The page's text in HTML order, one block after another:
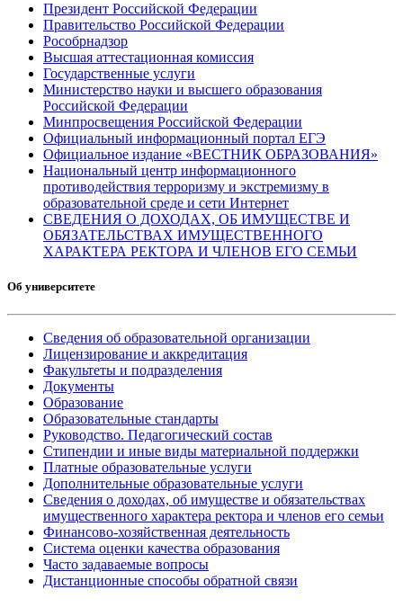
Президент Российской Федерации
Правительство Российской Федерации
Рособрнадзор
Высшая аттестационная комиссия
Государственные услуги
Министерство науки и высшего образования
Российской Федерации
Минпросвещения Российской Федерации
Официальный информационный портал ЕГЭ
Официальное издание «ВЕСТНИК ОБРАЗОВАНИЯ»
Национальный центр информационного
противодействия терроризму и экстремизму в
образовательной среде и сети Интернет
СВЕДЕНИЯ О ДОХОДАХ, ОБ ИМУЩЕСТВЕ И
ОБЯЗАТЕЛЬСТВАХ ИМУЩЕСТВЕННОГО
ХАРАКТЕРА РЕКТОРА И ЧЛЕНОВ ЕГО СЕМЬИ
Об университете
Сведения об образовательной организации
Лицензирование и аккредитация
Факультеты и подразделения
Документы
Образование
Образовательные стандарты
Руководство. Педагогический состав
Стипендии и иные виды материальной поддержки
Платные образовательные услуги
Дополнительные образовательные услуги
Сведения о доходах, об имуществе и обязательствах
имущественного характера ректора и членов его семьи
Финансово-хозяйственная деятельность
Система оценки качества образования
Часто задаваемые вопросы
Дистанционные способы обратной связи